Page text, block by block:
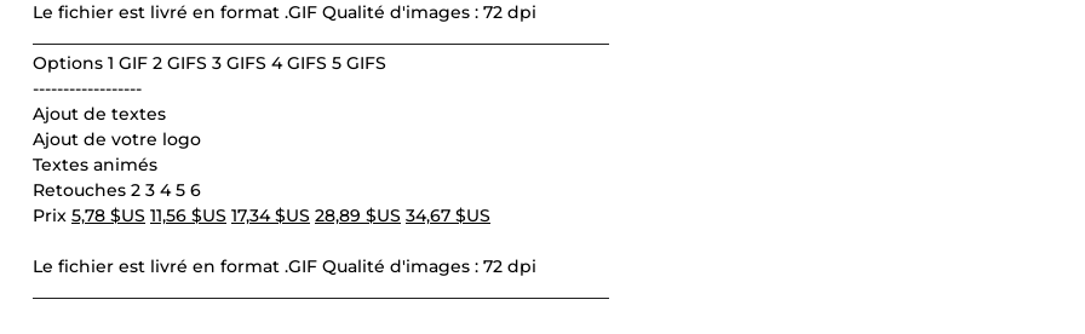
Le fichier est livré en format .GIF Qualité d'images : 72 dpi
Options 1 GIF 2 GIFS 3 GIFS 4 GIFS 5 GIFS
------------------
Ajout de textes
Ajout de votre logo
Textes animés
Retouches 2 3 4 5 6
Prix 5,78 $US 11,56 $US 17,34 $US 28,89 $US 34,67 $US
Le fichier est livré en format .GIF Qualité d'images : 72 dpi